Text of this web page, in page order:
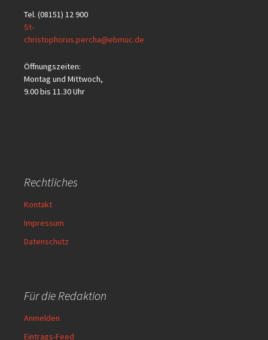
Tel. (08151) 12 900
St-
christophorus.percha@ebmuc.de
Öffnungszeiten:
Montag und Mittwoch,
9.00 bis 11.30 Uhr
Rechtliches
Kontakt
Impressum
Datenschutz
Für die Redaktion
Anmelden
Eintrags-Feed